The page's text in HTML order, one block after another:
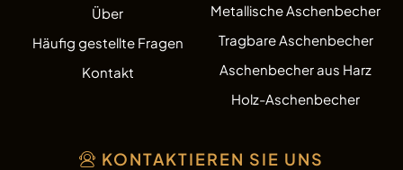
Über
Häufig gestellte Fragen
Kontakt
Metallische Aschenbecher
Tragbare Aschenbecher
Aschenbecher aus Harz
Holz-Aschenbecher
KONTAKTIEREN SIE UNS